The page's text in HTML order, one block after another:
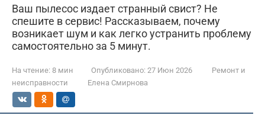
Ваш пылесос издает странный свист? Не
спешите в сервис! Рассказываем, почему
возникает шум и как легко устранить проблему
самостоятельно за 5 минут.
На чтение: 8 мин Опубликовано: 27 Июн 2026
Ремонт и
неисправности
Елена Смирнова